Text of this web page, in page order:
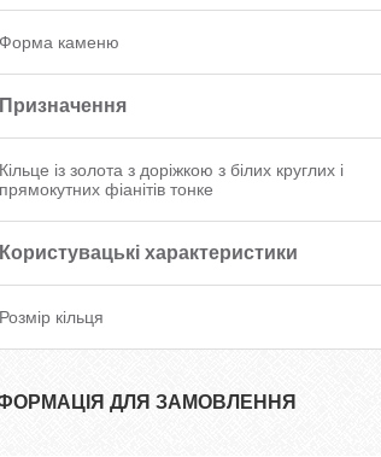
Форма каменю
Призначення
Кільце із золота з доріжкою з білих круглих і
прямокутних фіанітів тонке
Користувацькi характеристики
Розмір кільця
ДЛЯ ЗАМОВЛЕННЯ